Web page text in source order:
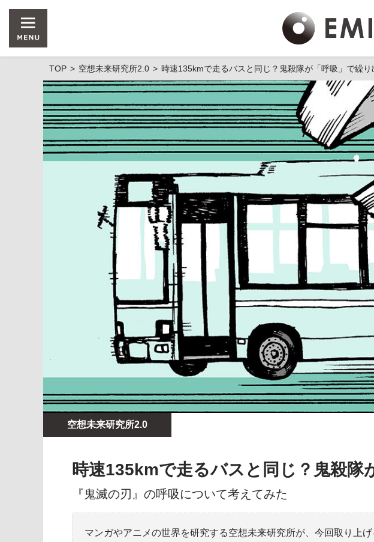
TOP 空想未来研究所2.0 時速135kmで走るバスと同じ？鬼殺隊が「呼吸」で繰
空想未来研究所2.0
時速135kmで走るバスと同じ？鬼殺
『鬼滅の刃』の呼吸について考えてみた
マンガやアニメの世界を研究する空想未来研究所が、今回取り上